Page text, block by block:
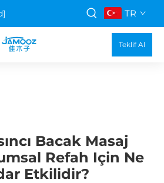
TR
Teklif Al
Bacak Masaj
Refah Için Ne
Etkilidir?